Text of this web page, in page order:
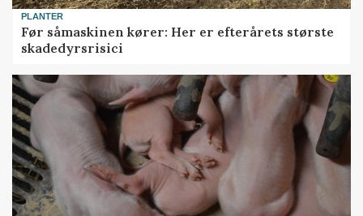
PLANTER
Før såmaskinen kører: Her er efterårets største
skadedyrsrisici